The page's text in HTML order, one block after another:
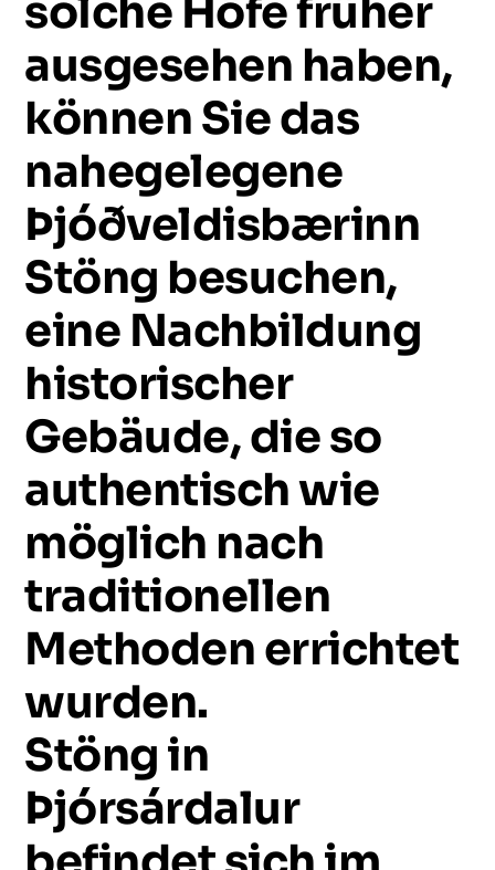
solche Höfefrüher
ausgesehen haben,
könnenSiedas
nahegelegene
Þjóðveldisbærinn
Stöng besuchen,
eine Nachbildung
historischer
Gebäude,dieso
authentischwie
möglich nach
traditionellen
Methodenerrichtet
wurden.
Stöngin
Þjórsárdalur